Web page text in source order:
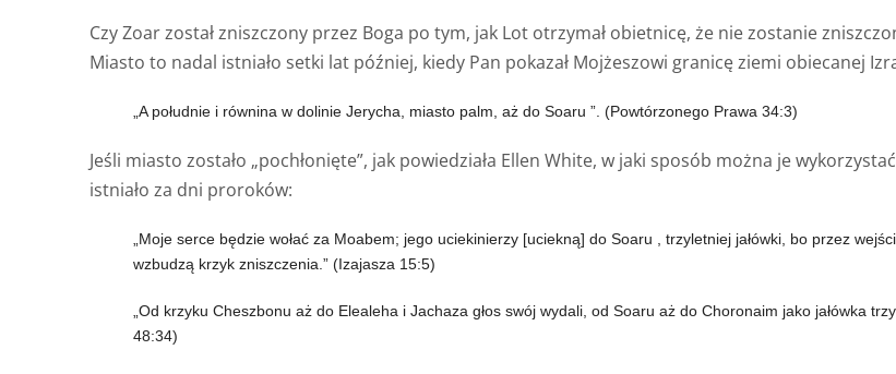
Czy Zoar został zniszczony przez Boga po tym, jak Lot otrzymał obietnicę, że nie zostanie
Miasto to nadal istniało setki lat później, kiedy Pan pokazał Mojżeszowi granicę ziemi obiecanej
„A południe i równina w dolinie Jerycha, miasto palm, aż do Soaru ”. (Powtórzonego Prawa 34:3)
Jeśli miasto zostało „pochłonięte”, jak powiedziała Ellen White, w jaki sposób można je
istniało za dni proroków:
„Moje serce będzie wołać za Moabem; jego uciekinierzy [uciekną] do Soaru , trzyletniej jałówki, bo przez
wzbudzą krzyk zniszczenia.” (Izajasza 15:5)
„Od krzyku Cheszbonu aż do Elealeha i Jachaza głos swój wydali, od Soaru aż do Choronaim jako jałówka
48:34)